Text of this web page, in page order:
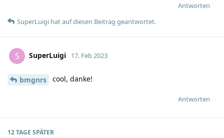
Antworten
SuperLuigi hatauf diesen Beitrag geantwortet.
S SuperLuigi 17. Feb 2023
bmgnrs cool, danke!
Antworten
12 TAGE SPÄTER